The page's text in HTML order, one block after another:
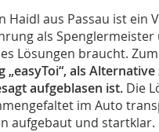
aus Passau ist ein
als
Lösungen braucht.
als
aufgeblasen ist. Die
im Auto
aufgebaut und startklar.